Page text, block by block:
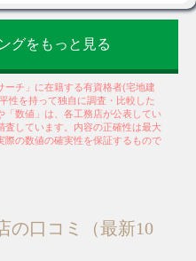
グをもっと見る
チ」に在籍する有資格者(宅地建
性を持って独自に調査・比較した
「数値」は、各工務店が公表してい
査しています。内容の正確性は最大
際の数値の確実性を保証するもので
の口コミ（最新10